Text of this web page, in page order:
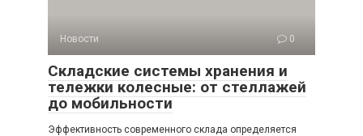
Новости 0
Складские системы хранения и
тележки колесные: от стеллажей
до мобильности
Эффективность современного склада определяется